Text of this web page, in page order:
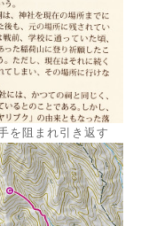
を阻まれ引き返す